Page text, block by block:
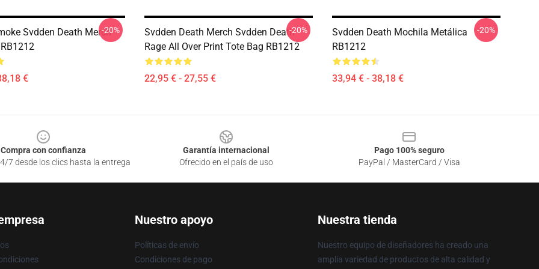
Svdden Death Merch
€
-20%
Svdden Death Merch Svdden Death
Rage All Over Print Tote Bag RB1212
22,95 € - 27,55 €
-20%
Svdden Death Mochila Metálica
RB1212
33,94 € - 38,18 €
-20%
Compra con confianza
7 desde los clics hasta la entrega
Garantía internacional
Ofrecido en el país de uso
Pago 100% seguro
PayPal / MasterCard / Visa
Nuestro apoyo
Políticas de envío
Condiciones de pago
Nuestra tienda
Nuestro equipo de diseñadores ha creado una
amplia variedad de productos de alta calidad y